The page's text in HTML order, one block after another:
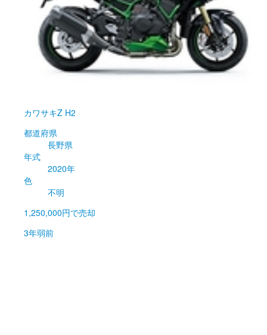
カワサキZ H2
都道府県
長野県
年式
2020年
色
不明
1,250,000円で売却
3年弱前